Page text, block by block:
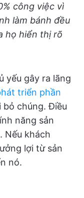
công việc vì
làm bánh đều
họ hiển thị rõ
yếu gây ra lãng
triển phần
bỏ chúng. Điều
năng sản
Nếu khách
lợi từ sản
nó.